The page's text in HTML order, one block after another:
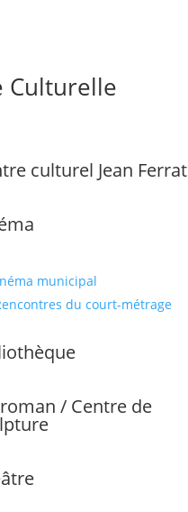
Culturelle
culturel Jean Ferrat
municipal
du court-métrage
/ Centre de